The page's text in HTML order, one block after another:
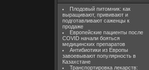
Плодовый питомник: как
выращивают, прививают и
подготавливают саженцы к
продаже
Европейские пациенты после
COVID начали бояться
медицинских препаратов
Антибиотики из Европы
завоевывают популярность в
Казахстане
Транспортировка лекарств: